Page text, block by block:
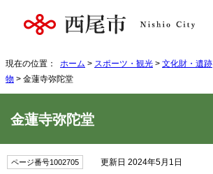
現在の位置： ホーム > スポーツ・観光 > 文化財・遺跡
物 > 金蓮寺弥陀堂
金蓮寺弥陀堂
ページ番号1002705 更新日 2024年5月1日